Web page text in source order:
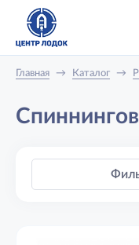
Главная → Каталог →